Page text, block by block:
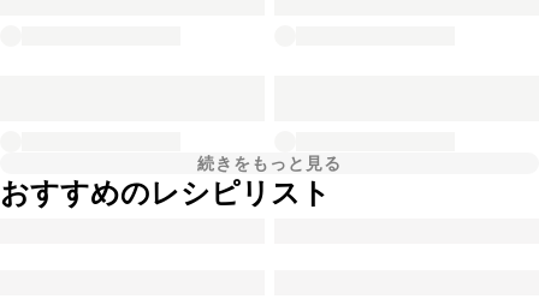
続きをもっと見る
おすすめのレシピリスト